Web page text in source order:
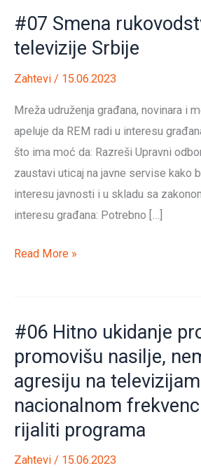
#07 Smena
televizije Srbije
Zahtevi / 15.06.2023
Mreža udruženja građana, novinara i
apeluje da REM radi u interesu
što ima moć da: Razreši Upravni
zaustavi uticaj na javne servise kako
interesu javnosti i u skladu sa
interesu građana: Potrebno […]
#07
televizije
Srbije
Read More »
#06 Hitno ukidanje
promovišu nasilje,
agresiju na
nacionalnom
rijaliti programa
Zahtevi / 15.06.2023